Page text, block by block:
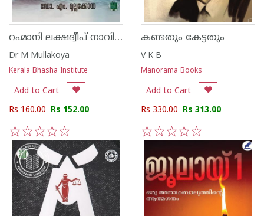
റഹ്മാനി ലക്ഷദ്വീപ് നാവികശാസ്ത്രം
Dr M Mullakoya
Kerala Bhasha Institute
Add to Cart
Rs 160.00 Rs 152.00
5
4
3
2
1
കണ്ടതും കേട്ടതും
V K B
Manorama Books
Add to Cart
Rs 330.00 Rs 313.00
5
4
3
2
1